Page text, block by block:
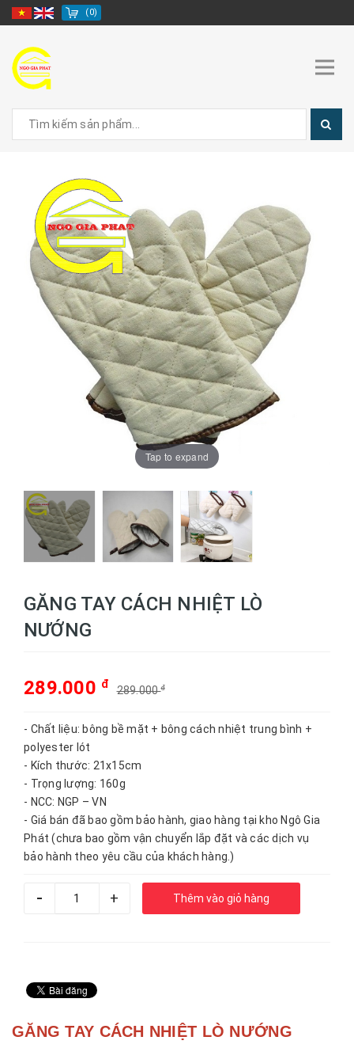
(0)
Tap to expand
GĂNG TAY CÁCH NHIỆT LÒ
NƯỚNG
289.000 đ 289.000đ
- Chất liệu: bông bề mặt + bông cách nhiệt trung bình +
polyester lót
- Kích thước: 21x15cm
- Trọng lượng: 160g
- NCC: NGP – VN
- Giá bán đã bao gồm bảo hành, giao hàng tại kho Ngô Gia
Phát (chưa bao gồm vận chuyển lắp đặt và các dịch vụ
bảo hành theo yêu cầu của khách hàng.)
- + Thêm vào giỏ hàng
GĂNG TAY CÁCH NHIỆT LÒ NƯỚNG